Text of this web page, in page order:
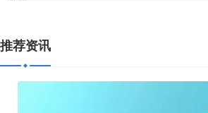
推荐资讯